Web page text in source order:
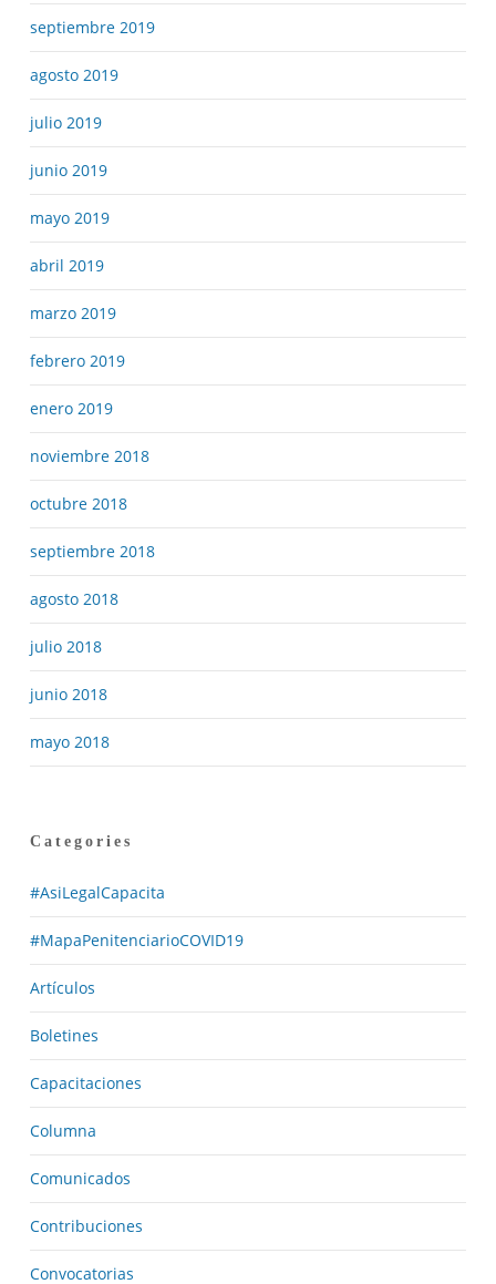
septiembre 2019
agosto 2019
julio 2019
junio 2019
mayo 2019
abril 2019
marzo 2019
febrero 2019
enero 2019
noviembre 2018
octubre 2018
septiembre 2018
agosto 2018
julio 2018
junio 2018
mayo 2018
Categories
#AsiLegalCapacita
#MapaPenitenciarioCOVID19
Artículos
Boletines
Capacitaciones
Columna
Comunicados
Contribuciones
Convocatorias